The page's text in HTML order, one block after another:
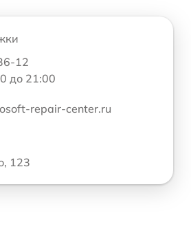
12
до 21:00
repair-center.ru
123